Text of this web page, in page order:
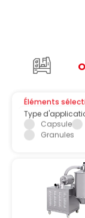
Éléments
Type
Capsule
Granules